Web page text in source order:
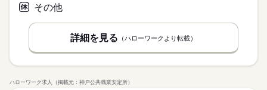
その他
詳細を見る （ハローワークより転載）
ハローワーク求人（掲載元：神戸公共職業安定所）